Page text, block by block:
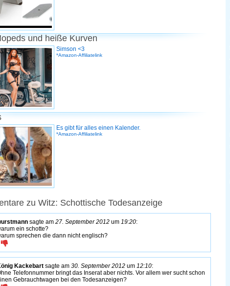
und heiße Kurven
Simson <3
*Amazon-Affiliatelink
Es gibt für alles einen Kalender.
*Amazon-Affiliatelink
zu Witz: Schottische Todesanzeige
sagte am 27. September 2012 um 19:20:
ein schotte?
sprechen die dann nicht englisch?
Kackebart sagte am 30. September 2012 um 12:10:
Telefonnummer bringt das Inserat aber nichts. Vor allem wer sucht schon
Gebrauchtwagen bei den Todesanzeigen?